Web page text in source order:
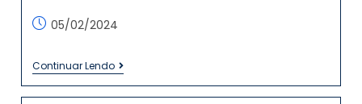
05/02/2024
Continuar Lendo